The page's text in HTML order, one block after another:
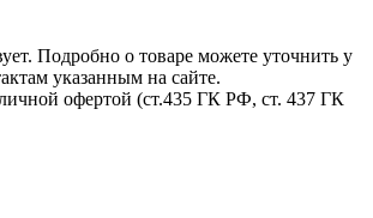
Подробно о товаре можете уточнить у
указанным на сайте.
офертой (ст.435 ГК РФ, cт. 437 ГК